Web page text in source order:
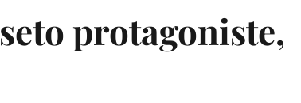
protagoniste,